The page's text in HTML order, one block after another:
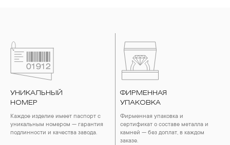
УНИКАЛЬНЫЙ
НОМЕР
Каждое изделие имеет паспорт с
уникальным номером — гарантия
подлинности и качества завода.
ФИРМЕННАЯ
УПАКОВКА
Фирменная упаковка и
сертификат о составе металла и
камней — без доплат, в каждом
заказе.